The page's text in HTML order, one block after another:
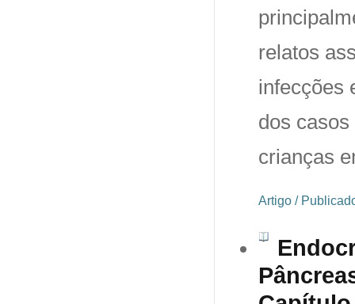
relatos
infecções
dos
crianças
Artigo /